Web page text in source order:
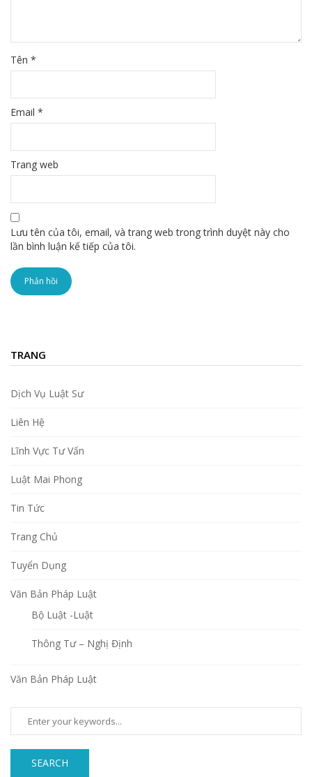
Tên *
Email *
Trang web
Lưu tên của tôi, email, và trang web trong trình duyệt này cho
lần bình luận kế tiếp của tôi.
TRANG
Dịch Vụ Luật Sư
Liên Hệ
Lĩnh Vực Tư Vấn
Luật Mai Phong
Tin Tức
Trang Chủ
Tuyển Dụng
Văn Bản Pháp Luật
Bộ Luật -Luật
Thông Tư – Nghị Định
Văn Bản Pháp Luật
SEARCH